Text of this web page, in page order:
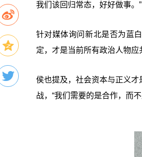
我们该回归常态，好好做事。”
针对媒体询问新北是否为蓝
定，才是当前所有政治人物应
侯也提及，社会资本与正义
战，“我们需要的是合作，而